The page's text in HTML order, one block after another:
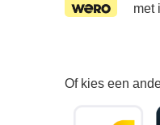
met
Of kies een